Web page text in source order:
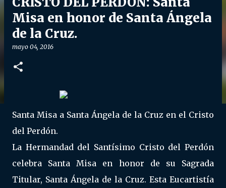
Misa en honor de Santa Ángela
de la Cruz.
mayo 04, 2016
Santa Misa a Santa Ángela de la Cruz en el Cristo
del Perdón.
La Hermandad del Santísimo Cristo del Perdón
celebra Santa Misa en honor de su Sagrada
Titular, Santa Ángela de la Cruz. Esta Eucartistía